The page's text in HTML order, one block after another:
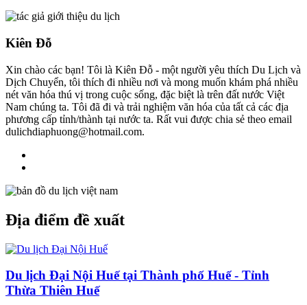
Kiên Đỗ
Xin chào các bạn! Tôi là Kiên Đỗ - một người yêu thích Du Lịch và
Dịch Chuyển, tôi thích đi nhiều nơi và mong muốn khám phá nhiều
nét văn hóa thú vị trong cuộc sống, đặc biệt là trên đất nước Việt
Nam chúng ta. Tôi đã đi và trải nghiệm văn hóa của tất cả các địa
phương cấp tỉnh/thành tại nước ta. Rất vui được chia sẻ theo email
dulichdiaphuong@hotmail.com.
Địa điểm đề xuất
Du lịch Đại Nội Huế tại Thành phố Huế - Tỉnh
Thừa Thiên Huế